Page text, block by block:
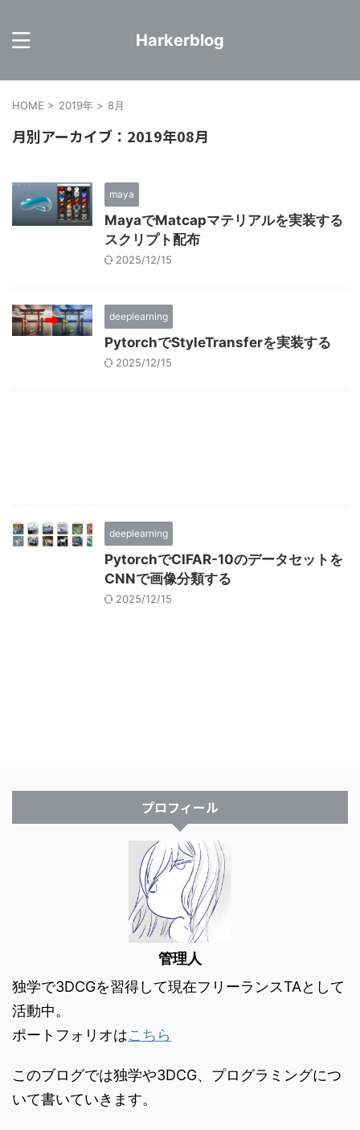
Harkerblog
HOME > 2019年 > 8月
月別アーカイブ：2019年08月
maya
MayaでMatcapマテリアルを実装する
スクリプト配布
2025/12/15
deeplearning
PytorchでStyleTransferを実装する
2025/12/15
deeplearning
PytorchでCIFAR-10のデータセットを
CNNで画像分類する
2025/12/15
プロフィール
管理人
独学で3DCGを習得して現在フリーランスTAとして
活動中。
ポートフォリオはこちら
このブログでは独学や3DCG、プログラミングにつ
いて書いていきます。